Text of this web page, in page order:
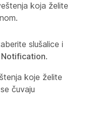
koja želite
slušalice i
.
koje želite
čuvaju